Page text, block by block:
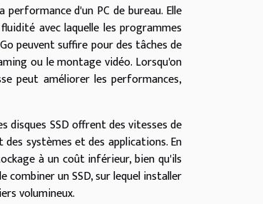
d'un PC de bureau. Elle
avec laquelle les programmes
peuvent suffire pour des tâches de
ou le montage vidéo. Lorsqu'on
peut améliorer les performances,
disques SSD offrent des vitesses de
systèmes et des applications. En
à un coût inférieur, bien qu'ils
un SSD, sur lequel installer
volumineux.